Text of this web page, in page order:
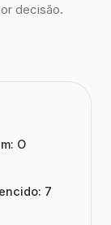
decisão.
O
7